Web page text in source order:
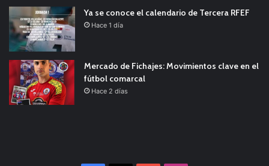
Ya se conoce el calendario de Tercera RFEF
Hace 1 día
Mercado de Fichajes: Movimientos clave en el
fútbol comarcal
Hace 2 días